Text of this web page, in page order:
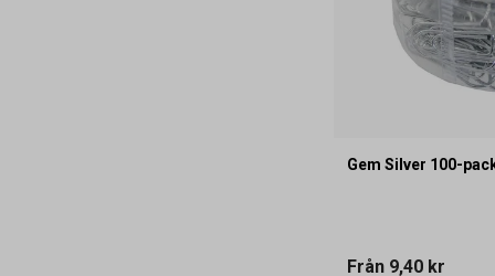
Gem Silver 100-
Från 9,40 kr